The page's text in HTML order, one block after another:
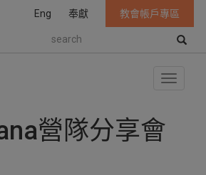
Eng 奉獻
教會帳戶專區
T
營隊分享會